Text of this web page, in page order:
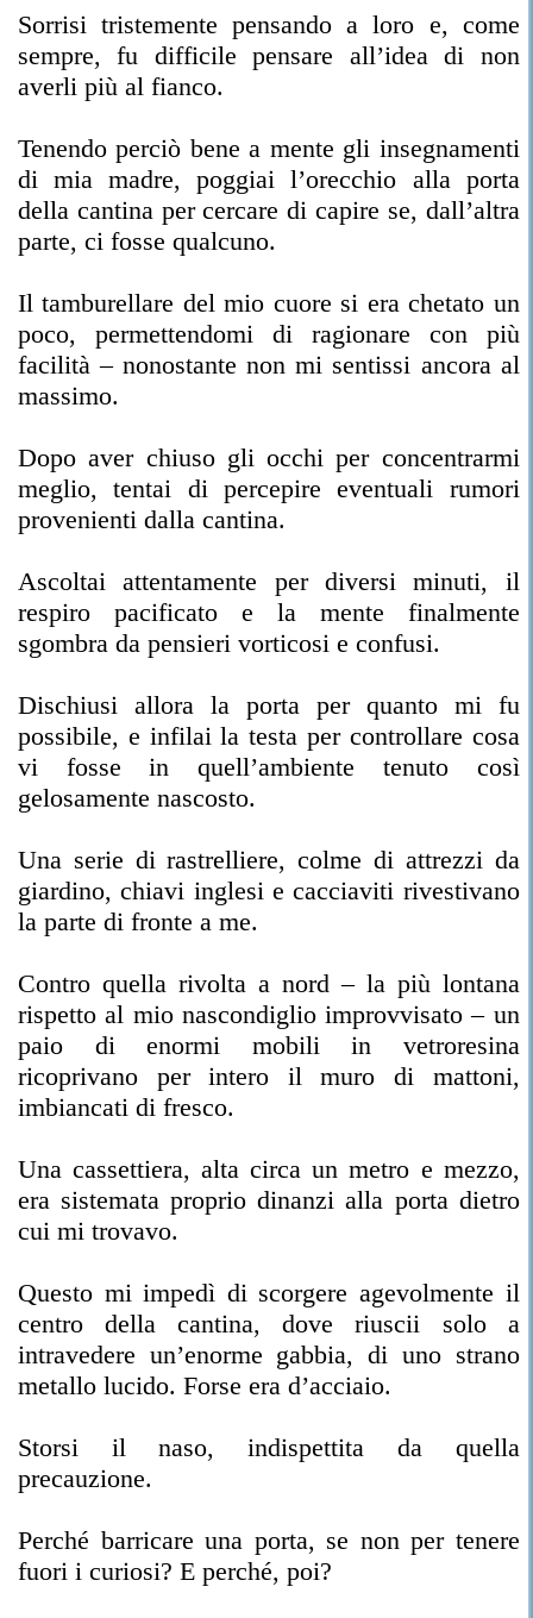
Sorrisi tristemente pensando a loro e, come
sempre, fu difficile pensare all’idea di non
averli più al fianco.
Tenendo perciò bene a mente gli insegnamenti
di mia madre, poggiai l’orecchio alla porta
della cantina per cercare di capire se, dall’altra
parte, ci fosse qualcuno.
Il tamburellare del mio cuore si era chetato un
poco, permettendomi di ragionare con più
facilità – nonostante non mi sentissi ancora al
massimo.
Dopo aver chiuso gli occhi per concentrarmi
meglio, tentai di percepire eventuali rumori
provenienti dalla cantina.
Ascoltai attentamente per diversi minuti, il
respiro pacificato e la mente finalmente
sgombra da pensieri vorticosi e confusi.
Dischiusi allora la porta per quanto mi fu
possibile, e infilai la testa per controllare cosa
vi fosse in quell’ambiente tenuto così
gelosamente nascosto.
Una serie di rastrelliere, colme di attrezzi da
giardino, chiavi inglesi e cacciaviti rivestivano
la parte di fronte a me.
Contro quella rivolta a nord – la più lontana
rispetto al mio nascondiglio improvvisato – un
paio di enormi mobili in vetroresina
ricoprivano per intero il muro di mattoni,
imbiancati di fresco.
Una cassettiera, alta circa un metro e mezzo,
era sistemata proprio dinanzi alla porta dietro
cui mi trovavo.
Questo mi impedì di scorgere agevolmente il
centro della cantina, dove riuscii solo a
intravedere un’enorme gabbia, di uno strano
metallo lucido. Forse era d’acciaio.
Storsi il naso, indispettita da quella
precauzione.
Perché barricare una porta, se non per tenere
fuori i curiosi? E perché, poi?